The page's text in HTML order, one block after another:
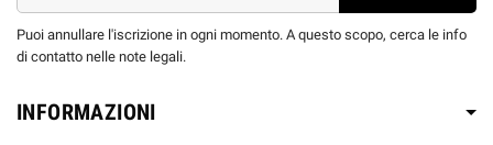
Puoi annullare l'iscrizione in ogni momento. A questo scopo, cerca le info
di contatto nelle note legali.
INFORMAZIONI